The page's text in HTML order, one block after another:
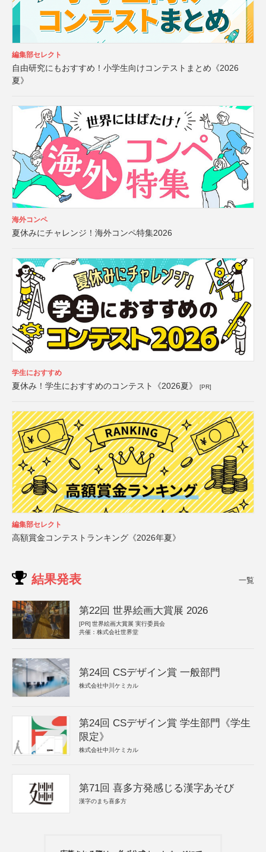
編集部セレクト
自由研究にもおすすめ！小学生向けコンテストまとめ《2026
夏》
海外コンペ
夏休みにチャレンジ！海外コンペ特集2026
学生におすすめ
夏休み！学生におすすめのコンテスト《2026夏》 [PR]
編集部セレクト
高額賞金コンテストランキング《2026年夏》
結果発表 一覧
第22回 世界絵画大賞展 2026
[PR] 世界絵画大賞展 実行委員会
共催：株式会社世界堂
第24回 CSデザイン賞 一般部門
株式会社中川ケミカル
第24回 CSデザイン賞 学生部門《学生
限定》
株式会社中川ケミカル
第71回 喜多方発感じる漢字あそび
漢字のまち喜多方